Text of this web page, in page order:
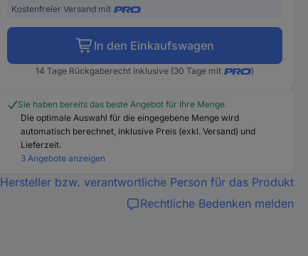
Kostenfreier Versand mit
In den Einkaufswagen
14 Tage Rückgaberecht inklusive (30 Tage mit )
Sie haben bereits das beste Angebot für Ihre Menge.
Die optimale Auswahl für die eingegebene Menge wird
automatisch berechnet, inklusive Preis (exkl. Versand) und
Lieferzeit.
3 Angebote anzeigen
Hersteller bzw. verantwortliche Person für das Produkt
Rechtliche Bedenken melden